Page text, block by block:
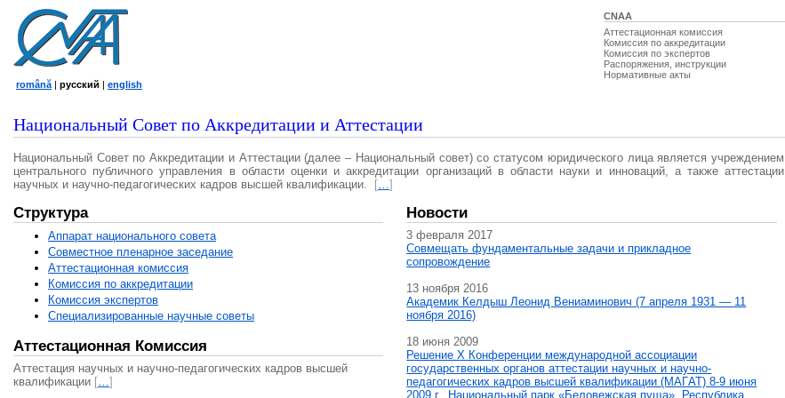
CNAA
Аттестационная комиссия
Комиссия по аккредитации
Комиссия по экспертов
Распоряжения, инструкции
Нормативные акты
română | русский | english
Национальный Совет по Аккредитации и Аттестации
Национальный Совет по Аккредитации и Аттестации (далее – Национальный совет) со статусом юридического лица является учреждением
центрального публичного управления в области оценки и аккредитации организаций в области науки и инноваций, а также аттестации
научных и научно-педагогических кадров высшей квалификации.
[…]
Структура
Аппарат национального совета
Совместное пленарное заседание
Аттестационная комисcия
Комиссия по аккредитации
Комиссия экспертов
Специализированные научные советы
Аттестационная Комиссия
Аттестация научных и научно-педагогических кадров высшей
квалификации […]
Новости
3 февраля 2017
Совмещать фундаментальные задачи и прикладное
сопровождение
13 ноября 2016
Академик Келдыш Леонид Вениаминович (7 апреля 1931 — 11
ноября 2016)
18 июня 2009
Решение X Конференции международной ассоциации
государственных органов аттестации научных и научно-
педагогических кадров высшей квалификации (МАГAT) 8-9 июня
2009 г., Национальный парк «Беловежская пуща», Республика